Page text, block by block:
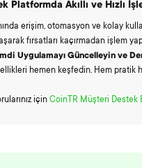
Platformda Akıllı ve Hızlı
erişim, otomasyon ve kolay
fırsatları kaçırmadan işlem
Uygulamayı Güncelleyin ve
hemen keşfedin. Hem pratik
için CoinTR Müşteri Destek